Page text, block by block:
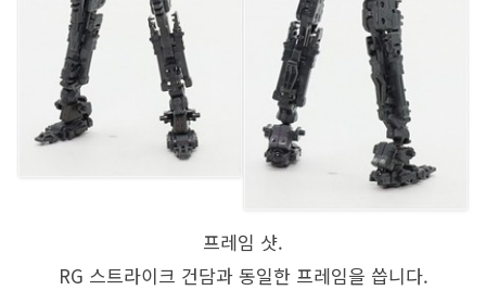
프레임 샷.
RG 스트라이크 건담과 동일한 프레임을 씁니다.